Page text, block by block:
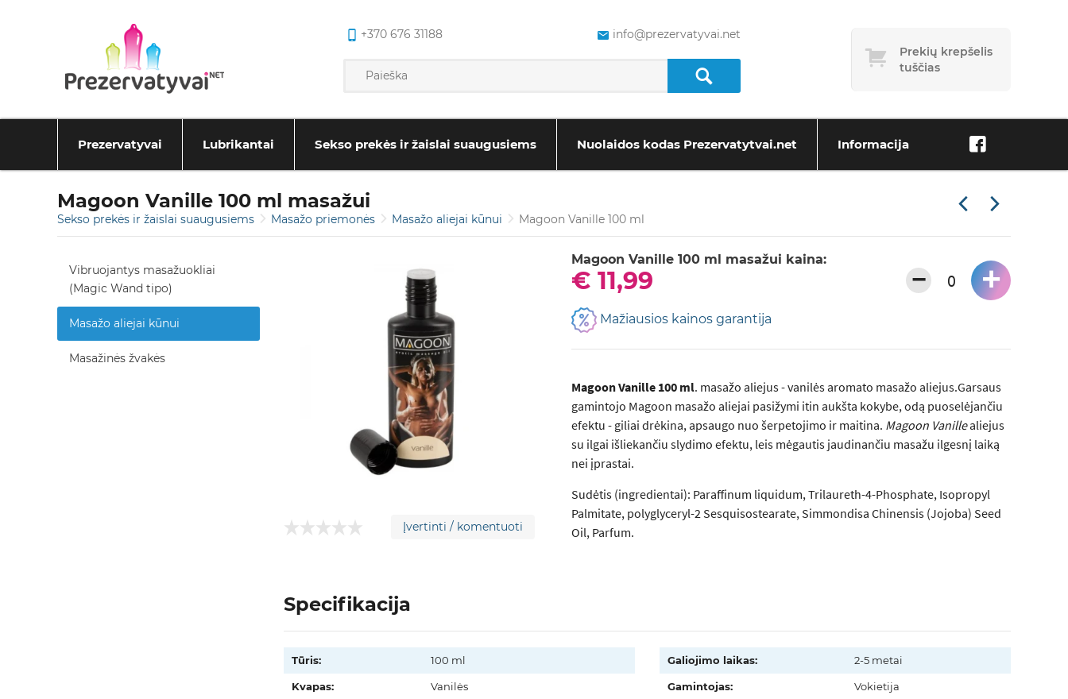
+370 676 31188
info@prezervatyvai.net
Prekių krepšelis
tuščias
Prezervatyvai Lubrikantai Sekso prekės ir žaislai suaugusiems Nuolaidos kodas Prezervatytvai.net Informacija
Magoon Vanille 100 ml masažui
Sekso prekės ir žaislai suaugusiems Masažo priemonės Masažo aliejai kūnui Magoon Vanille 100 ml
Vibruojantys masažuokliai
(Magic Wand tipo)
Masažo aliejai kūnui
Masažinės žvakės
Įvertinti / komentuoti
Magoon Vanille 100 ml masažui kaina:
€ 11,99 − +
Mažiausios kainos garantija
Magoon Vanille 100 ml. masažo aliejus - vanilės aromato masažo aliejus.Garsaus
gamintojo Magoon masažo aliejai pasižymi itin aukšta kokybe, odą puoselėjančiu
efektu - giliai drėkina, apsaugo nuo šerpetojimo ir maitina. Magoon Vanillealiejus
su ilgai išliekančiu slydimo efektu, leis mėgautis jaudinančiu masažu ilgesnį laiką
nei įprastai.
Sudėtis (ingredientai): Paraffinum liquidum, Trilaureth-4-Phosphate, Isopropyl
Palmitate, polyglyceryl-2 Sesquisostearate, Simmondisa Chinensis (Jojoba) Seed
Oil, Parfum.
Specifikacija
Tūris: 100 ml
Kvapas: Vanilės
Galiojimo laikas: 2-5 metai
Gamintojas: Vokietija